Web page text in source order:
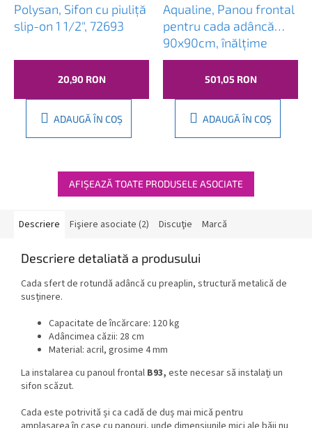
Polysan, Sifon cu piuliță
slip-on 1 1/2", 72693
20,90 RON
ADAUGĂ ÎN COŞ
Aqualine, Panou frontal
pentru cada adâncă
90x90cm, înălțime
37,5cm, alb, B93
501,05 RON
ADAUGĂ ÎN COŞ
AFIŞEAZĂ TOATE PRODUSELE ASOCIATE
Descriere Fişiere asociate (2) Discuţie Marcă
Descriere detaliată a produsului
Cada sfert de rotundă adâncă cu preaplin, structură metalică de
susținere.
Capacitate de încărcare: 120 kg
Adâncimea căzii: 28 cm
Material: acril, grosime 4 mm
La instalarea cu panoul frontal B93, este necesar să instalați un
sifon scăzut.
Cada este potrivită și ca cadă de duș mai mică pentru